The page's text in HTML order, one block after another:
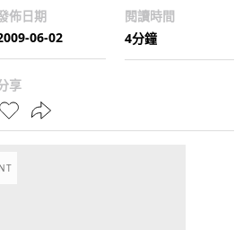
佈日期
06-02
閱讀時間
4分鐘
享